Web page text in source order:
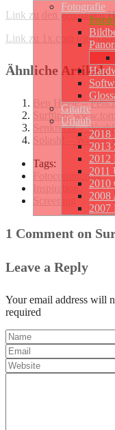
Fotografie
Gitarre
Urlaub
2018
2013
2012
2011
2010
2008
2007
Link zu den genannten
Link zu 1x.com
Ähnliche Artikel:
Ben Heine –
Surftipp:
Senkrecht –
Splash! – Weekly
Tags:
Fotocommunity,
Inspiration,
1 Comment on
Leave a Reply
Your email address will
required